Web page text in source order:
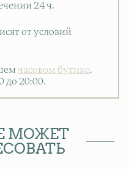
24 ч.
от условий
часовом бутике.
до 20:00.
МОЖЕТ